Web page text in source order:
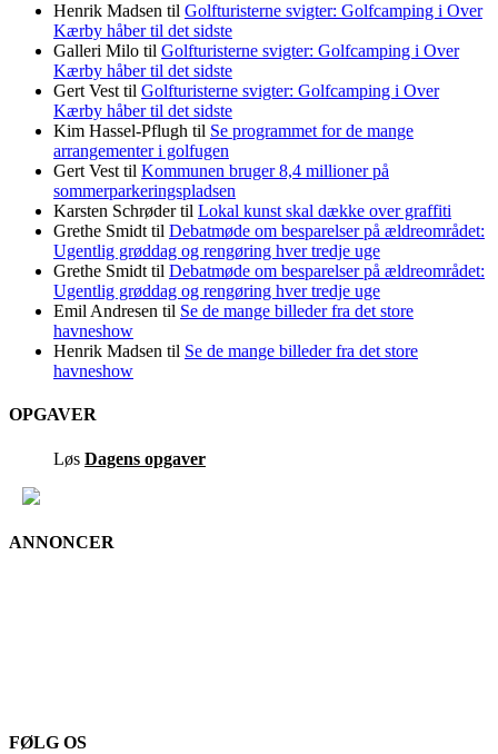
Henrik Madsen til Golfturisterne svigter: Golfcamping i Over
Kærby håber til det sidste
Galleri Milo til Golfturisterne svigter: Golfcamping i Over
Kærby håber til det sidste
Gert Vest til Golfturisterne svigter: Golfcamping i Over
Kærby håber til det sidste
Kim Hassel-Pflugh til Se programmet for de mange
arrangementer i golfugen
Gert Vest til Kommunen bruger 8,4 millioner på
sommerparkeringspladsen
Karsten Schrødertil Lokal kunst skal dække over graffiti
Grethe Smidt til Debatmøde om besparelser på ældreområdet:
Ugentlig grøddag og rengøring hver tredje uge
Grethe Smidt til Debatmøde om besparelser på ældreområdet:
Ugentlig grøddag og rengøring hver tredje uge
Emil Andresen til Se de mange billeder fra det store
havneshow
Henrik Madsen til Se de mange billeder fra det store
havneshow
OPGAVER
Løs Dagens opgaver
ANNONCER
FØLG OS